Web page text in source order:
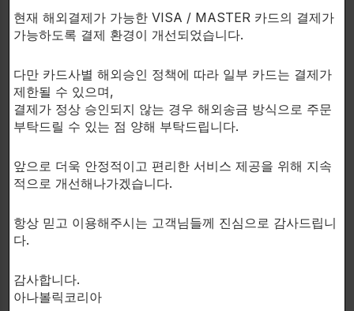
Chemix EAA는 하루 중 언제든지 복용할 수 있습니다.
최상의 결과를 얻으려면 운동 시간이 필요합니다.
데 도움이 될 수 있습니다. †
습니다. †
Chemix EAA 성분:
현재 해외결제가 가능한 VISA / MASTER 카드의 결제가
가능하도록 결제 환경이 개선되었습니다.
다만 카드사별 해외승인 정책에 따라 일부 카드는 결제가
제한될 수 있으며,
결제가 정상 승인되지 않는 경우 해외송금 방식으로 주문
부탁드릴 수 있는 점 양해 부탁드립니다.
앞으로 더욱 안정적이고 편리한 서비스 제공을 위해 지속
적으로 개선해나가겠습니다.
항상 믿고 이용해주시는 고객님들께 진심으로 감사드립니
다.
감사합니다.
아나볼릭코리아